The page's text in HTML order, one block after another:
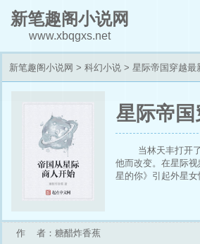
新笔趣阁小说网
www.xbqgxs.net
新笔趣阁小说网 > 科幻小说 > 星际帝国穿越最
星际帝国
当林天丰打开
他而改变。在星际
星的你》引起外星
作 者：糖醋炸香蕉